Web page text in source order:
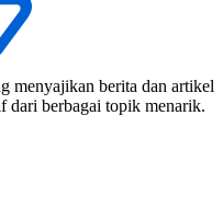
menyajikan berita dan artikel
dari berbagai topik menarik.